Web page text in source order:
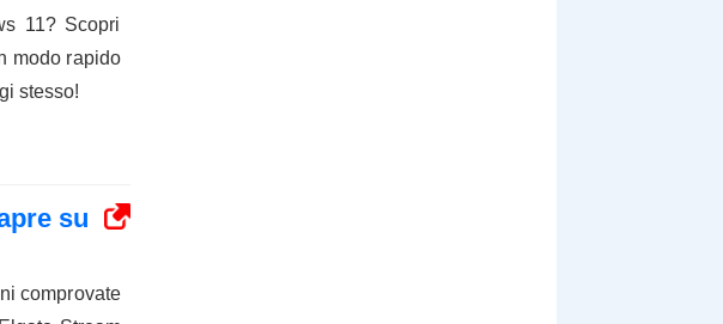
11? Scopri
modo rapido
stesso!
su
comprovate